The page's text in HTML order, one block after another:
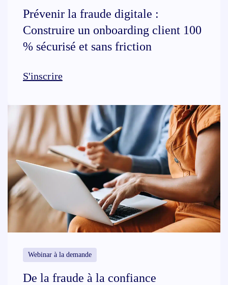
Prévenir la fraude digitale :
Construire un onboarding client 100
% sécurisé et sans friction
S'inscrire
Webinar à la demande
De la fraude à la confiance